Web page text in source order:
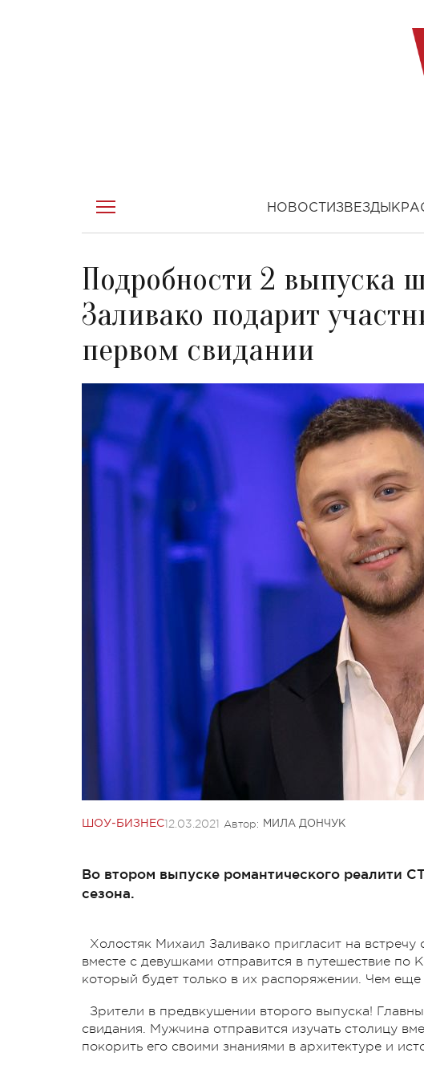
НОВОСТИ ЗВЕЗДЫ
Подробности 2 выпуска
Заливако подарит
первом свидании
ШОУ-БИЗНЕС12.03.2021 Автор: МИЛА ДОНЧУК
Во втором выпуске романтического реалити
сезона.
Холостяк Михаил Заливако пригласит на
вместе с девушками отправится в путешествие по
который будет только в их распоряжении. Чем
Зрители в предвкушении второго выпуска!
свидания. Мужчина отправится изучать столицу
покорить его своими знаниями в архитектуре и